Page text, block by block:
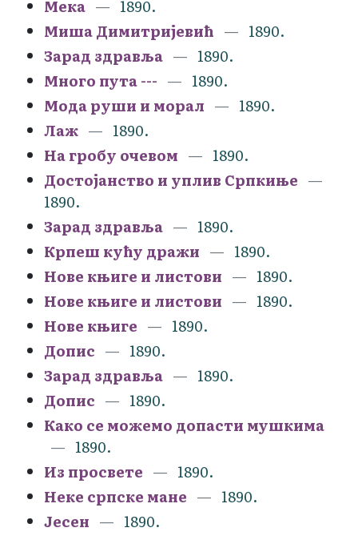
Мека
1890.
Миша Димитријевић
1890.
Зарад здравља
1890.
Много пута ---
1890.
Мода руши и морал
1890.
Лаж
1890.
На гробу очевом
1890.
Достојанство и уплив Српкиње
1890.
Зарад здравља
1890.
Крпеш кућу дражи
1890.
Нове књиге и листови
1890.
Нове књиге и листови
1890.
Нове књиге
1890.
Допис
1890.
Зарад здравља
1890.
Допис
1890.
Како се можемо допасти мушкима
1890.
Из просвете
1890.
Неке српске мане
1890.
Јесен
1890.